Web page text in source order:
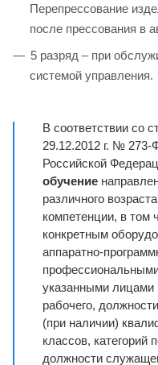
Перепрессование
после прессования в
5 разряд – при
системой управления.
В соответствии со
29.12.2012 г. №
Российской
обучение
различного
компетенции, в том
конкретным
аппаратно-
указанными лицами
рабочего,
(при наличии)
классов, категорий
должности